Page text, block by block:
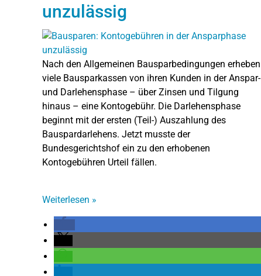
unzulässig
Nach den Allgemeinen Bausparbedingungen erheben
viele Bausparkassen von ihren Kunden in der Anspar-
und Darlehensphase – über Zinsen und Tilgung
hinaus – eine Kontogebühr. Die Darlehensphase
beginnt mit der ersten (Teil-) Auszahlung des
Bauspardarlehens. Jetzt musste der
Bundesgerichtshof ein zu den erhobenen
Kontogebühren Urteil fällen.
Weiterlesen »